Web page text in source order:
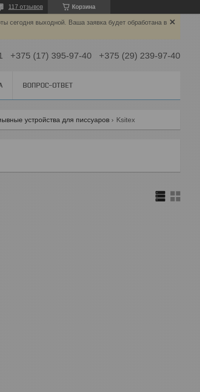
Корзина
117 отзывов
сегодня выходной. Ваша заявка будет обработана в
+375 (17) 395-97-40 +375 (29) 239-97-40
ВОПРОС-ОТВЕТ
устройства для писсуаров Ksitex